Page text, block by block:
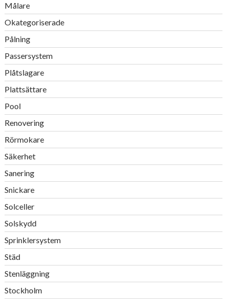
Målare
Okategoriserade
Pålning
Passersystem
Plåtslagare
Plattsättare
Pool
Renovering
Rörmokare
Säkerhet
Sanering
Snickare
Solceller
Solskydd
Sprinklersystem
Städ
Stenläggning
Stockholm